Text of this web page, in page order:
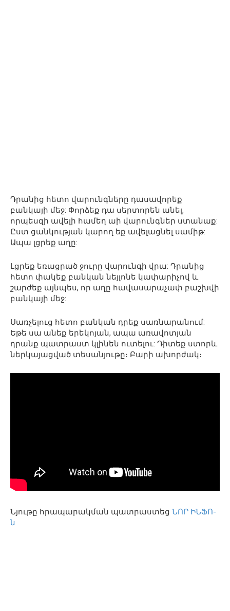
Դրանից հետո վարունգները դասավորեք
բանկայի մեջ: Փորձեք դա սերտորեն անել,
որպեսզի ավելի համեղ աի վարունգներ ստանաք:
Ըստ ցանկության կարող եք ավելացնել սամիթ:
Ապա լցրեք աղը:
Լցրեք եռացրած ջուրը վարունգի վրա: Դրանից
հետո փակեք բանկան նեյլոնե կափարիչով և
շարժեք այնպես, որ աղը հավասարաչափ բաշխվի
բանկայի մեջ:
Սառչելուց հետո բանկան դրեք սառնարանում:
Եթե ​​սա անեք երեկոյան, ապա առավոտյան
դրանք պատրաստ կլինեն ուտելու: Դիտեք ստորև
ներկայացված տեսանյութը։ Բարի ախորժակ։
Նյութը հրապարակման պատրաստեց ՆՈՐ ԻՆՖՈ-
ն